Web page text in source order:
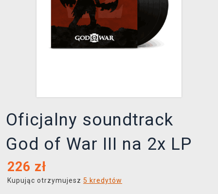
Oficjalny soundtrack
God of War III na 2x LP
226 zł
Kupując otrzymujesz 5 kredytów